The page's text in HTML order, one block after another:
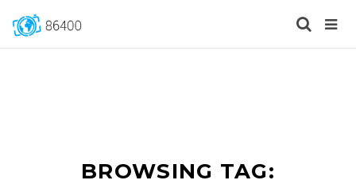
BROWSING TAG: